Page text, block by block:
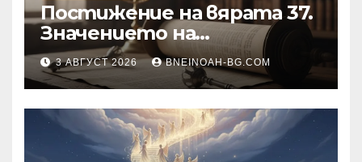
Постижение на вярата 37.
Значението на
познанието за същността
на Бъдещия свят
3 АВГУСТ 2026 BNEINOAH-BG.COM